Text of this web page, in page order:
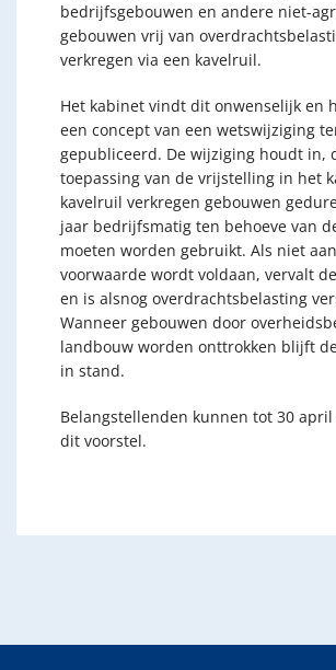
bedrijfsgebouwen en andere niet-
gebouwen vrij van
verkregen via een kavelruil.
Het kabinet vindt dit onwenselijk en
een concept van een wetswijziging
gepubliceerd. De wijziging houdt in,
toepassing van de vrijstelling in het
kavelruil verkregen gebouwen
jaar bedrijfsmatig ten behoeve van
moeten worden gebruikt. Als niet
voorwaarde wordt voldaan, vervalt
en is alsnog overdrachtsbelasting
Wanneer gebouwen door
landbouw worden onttrokken blijft
in stand.
Belangstellenden kunnen tot 30
dit voorstel.